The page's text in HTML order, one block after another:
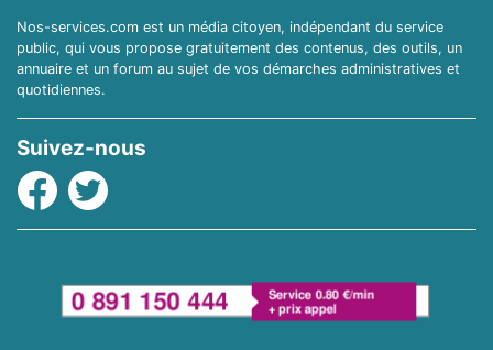
Nos-services.com est un média citoyen, indépendant du service
public, qui vous propose gratuitement des contenus, des outils, un
annuaire et un forum au sujet de vos démarches administratives et
quotidiennes.
Suivez-nous
Facebook
Twitter